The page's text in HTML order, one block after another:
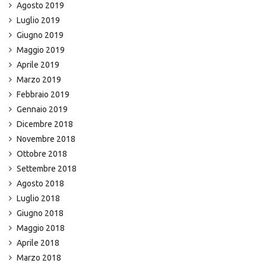
Agosto 2019
Luglio 2019
Giugno 2019
Maggio 2019
Aprile 2019
Marzo 2019
Febbraio 2019
Gennaio 2019
Dicembre 2018
Novembre 2018
Ottobre 2018
Settembre 2018
Agosto 2018
Luglio 2018
Giugno 2018
Maggio 2018
Aprile 2018
Marzo 2018